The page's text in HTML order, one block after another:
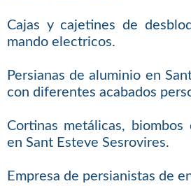
Cajas y cajetines de
mando electricos.
Persianas de aluminio en
con diferentes acabados
Cortinas metálicas,
en Sant Esteve Sesrovires.
Empresa de persianistas de